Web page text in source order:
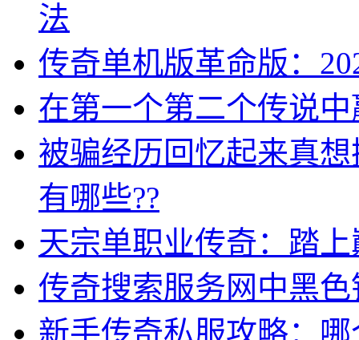
法
传奇单机版革命版：
在第一个第二个传说
被骗经历回忆起来真
有哪些??
天宗单职业传奇：踏
传奇搜索服务网中黑
新手传奇私服攻略：